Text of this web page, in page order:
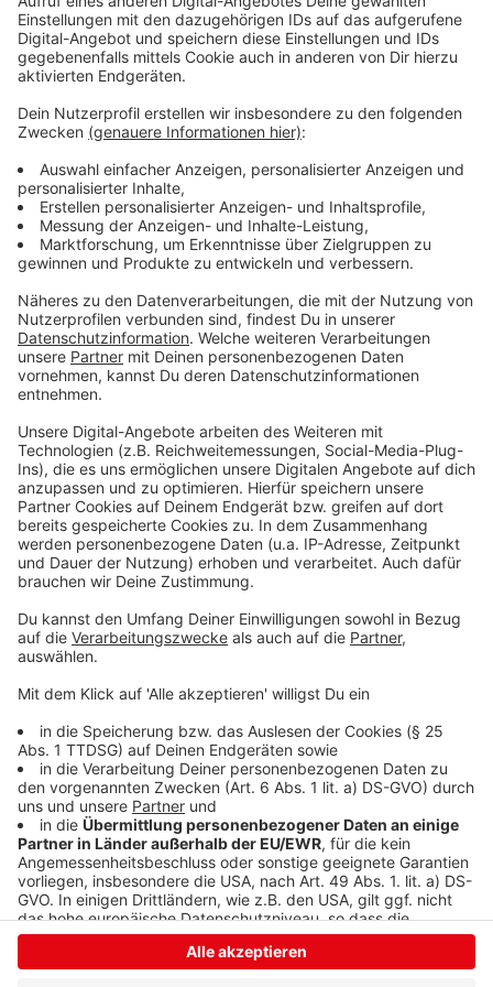
Anzeige
Anzeige
Vorstellen brauchen wir ihn euch nicht. Seit 2003
treibt Jürgen Bangert nun als "Elvis Eifel" seine Späße
am Telefon mit seinen Hörerinnen und Hörern im Radio.
Aber selbst seine 'Opfer' müssen am Ende mit lachen -
wenn auch nicht immer. Und weil ihr nicht genug von
ihm bekommen könnt, ist Elvis nun unter die Podcaster
gegangen. Somit steht euch Elvis rund um die Uhr zur
Verfügung. Hier bekommt Ihr außerdem den
"Directors-Cut" - die Original-Telefonate in längerer
Version. Elvis wird sich mit Kollegen und ehemaligen
"Opfern" über die Telefonate aus den letzten zwei
Jahrzehnten unterhalten. Wir erfahren auch, wie es ihm
dabei ergangen ist und wobei er selbst mal ins
Schleudern gekommen ist. Viel Spaß beim Zuhören und
bitte nicht erschrecken, wenn dabei das Telefon
klingelt. Es muss ja nicht unbedingt Elvis Eifel dran
sein.
Anzeige
Anzeige